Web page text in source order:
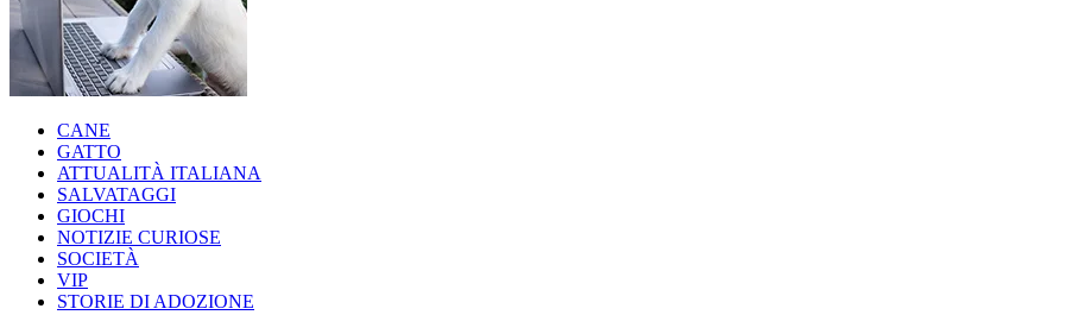
CANE
GATTO
ATTUALITÀ ITALIANA
SALVATAGGI
GIOCHI
NOTIZIE CURIOSE
SOCIETÀ
VIP
STORIE DI ADOZIONE